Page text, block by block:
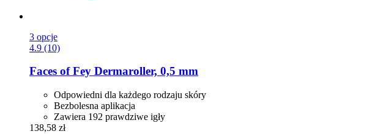
3 opcje
4.9 (10)
Faces of Fey Dermaroller, 0,5 mm
Odpowiedni dla każdego rodzaju skóry
Bezbolesna aplikacja
Zawiera 192 prawdziwe igły
138,58 zł